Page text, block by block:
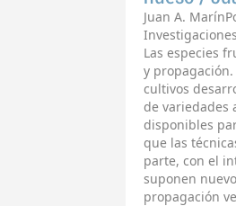
Juan A.
Las especies
y
cultivos
de variedades
disponibles
que las
parte, con el
suponen
propagación